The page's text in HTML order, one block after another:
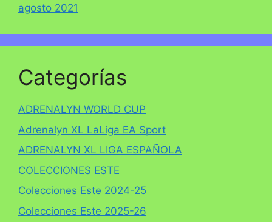
agosto 2021
Categorías
ADRENALYN WORLD CUP
Adrenalyn XL LaLiga EA Sport
ADRENALYN XL LIGA ESPAÑOLA
COLECCIONES ESTE
Colecciones Este 2024-25
Colecciones Este 2025-26